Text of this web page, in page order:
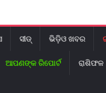
ସୀଡ୍ ଭିଡ଼ିଓ ଖବର
ଆପଣଙ୍କ ରିପୋର୍ଟ ରାଶିଫଳ